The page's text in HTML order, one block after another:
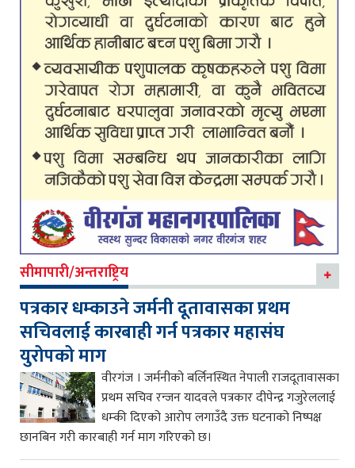
सीमापारी/अन्तराष्ट्रिय
पत्रकार धम्काउने जर्मनी दूतावासका प्रथम
सचिवलाई कारबाही गर्न पत्रकार महासंघ
युरोपको माग
वीरगंज । जर्मनीको बर्लिनस्थित नेपाली राजदूतावासका
प्रथम सचिव रन्जन यादवले पत्रकार दीपेन्द्र गजुरेललाई
धम्की दिएको आरोप लगाउँदै उक्त घटनाको निष्पक्ष
छानबिन गरी कारबाही गर्न माग गरिएको छ।